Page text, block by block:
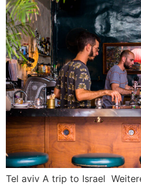
Tel aviv A trip to Israel